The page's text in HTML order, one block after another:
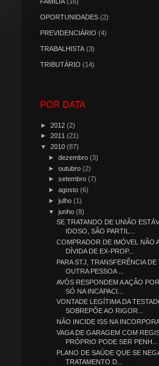
OPORTUNIDADES (2)
PREVIDENCIÁRIO (4)
TRABALHISTA (3)
TRIBUTÁRIO (14)
POR DATA
► 2012 (2)
► 2011 (21)
▼ 2010 (87)
► dezembro (3)
► outubro (2)
► setembro (7)
► agosto (6)
► julho (1)
▼ junho (8)
SE TRATANDO DE UNIÃO
IDOSO, SÃO PARTIL...
COMPRADOR DE IMÓVEL NÃO
DÍVIDA DE EX-PROP...
PARA STJ, TRANSFERÊNCIA DE
OUTRA PESSOA ...
AVÓS RESPONDEM A AÇÃO
SÓ NA INCAPACI...
VONTADE LEGÍTIMA DA
SOBREPÕE AO RIGOR...
NÃO INCIDE ISS NA
VAGA DE GARAGEM COM
PRÓPRIO PODE SER PENH...
PLANO DE SAÚDE QUE SE
TRATAMENTO D...